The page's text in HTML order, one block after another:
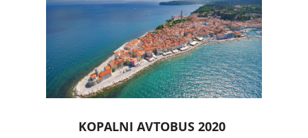
KOPALNI AVTOBUS 2020